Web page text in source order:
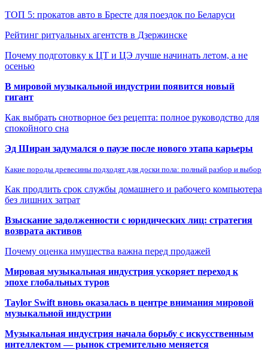
ТОП 5: прокатов авто в Бресте для поездок по Беларуси
Рейтинг ритуальных агентств в Дзержинске
Почему подготовку к ЦТ и ЦЭ лучше начинать летом, а не
осенью
В мировой музыкальной индустрии появится новый
гигант
Как выбрать снотворное без рецепта: полное руководство для
спокойного сна
Эд Ширан задумался о паузе после нового этапа карьеры
Какие породы древесины подходят для доски пола: полный разбор и выбор
Как продлить срок службы домашнего и рабочего компьютера
без лишних затрат
Взыскание задолженности с юридических лиц: стратегия
возврата активов
Почему оценка имущества важна перед продажей
Мировая музыкальная индустрия ускоряет переход к
эпохе глобальных туров
Taylor Swift вновь оказалась в центре внимания мировой
музыкальной индустрии
Музыкальная индустрия начала борьбу с искусственным
интеллектом — рынок стремительно меняется